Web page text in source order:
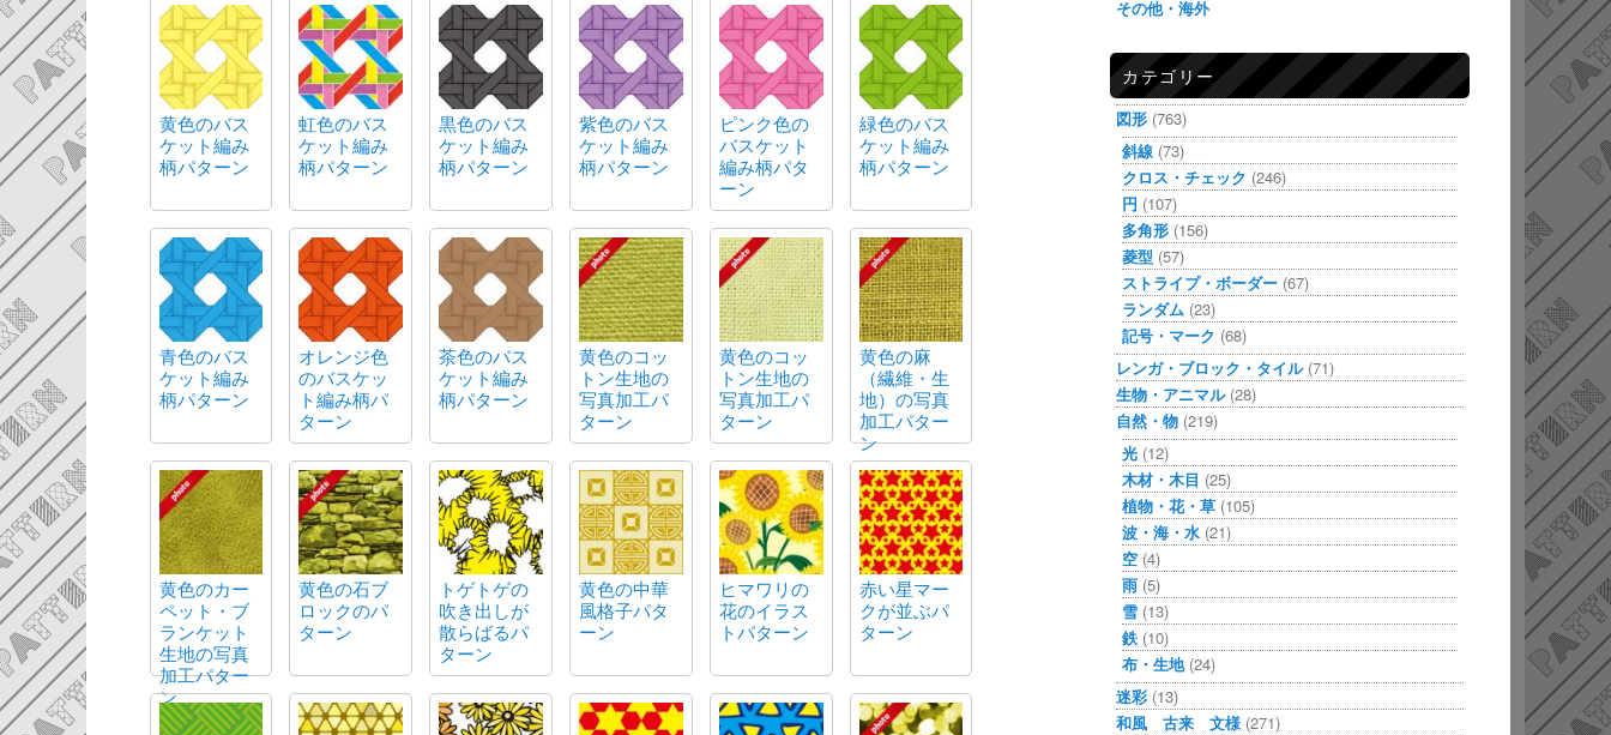
黄色のバス
ケット編み
柄パターン
虹色のバス
ケット編み
柄パターン
黒色のバス
ケット編み
柄パターン
紫色のバス
ケット編み
柄パターン
ピンク色の
バスケット
編み柄パタ
ーン
緑色のバス
ケット編み
柄パターン
青色のバス
ケット編み
柄パターン
オレンジ色
のバスケッ
ト編み柄パ
ターン
茶色のバス
ケット編み
柄パターン
黄色のコッ
トン生地の
写真加工パ
ターン
黄色のコッ
トン生地の
写真加工パ
ターン
黄色の麻
（繊維・生
地）の写真
加工パター
ン
黄色のカー
ペット・ブ
ランケット
生地の写真
加工パター
ン
黄色の石ブ
ロックのパ
ターン
トゲトゲの
吹き出しが
散らばるパ
ターン
黄色の中華
風格子パタ
ーン
ヒマワリの
花のイラス
トパターン
赤い星マー
クが並ぶパ
ターン
その他・海外
カテゴリー
図形 (763)
斜線 (73)
クロス・チェック (246)
円 (107)
多角形 (156)
菱型 (57)
ストライプ・ボーダー (67)
ランダム (23)
記号・マーク (68)
レンガ・ブロック・タイル(71)
生物・アニマル(28)
自然・物 (219)
光 (12)
木材・木目 (25)
植物・花・草 (105)
波・海・水 (21)
空 (4)
雨 (5)
雪 (13)
鉄 (10)
布・生地(24)
迷彩 (13)
和風 古来 文様 (271)